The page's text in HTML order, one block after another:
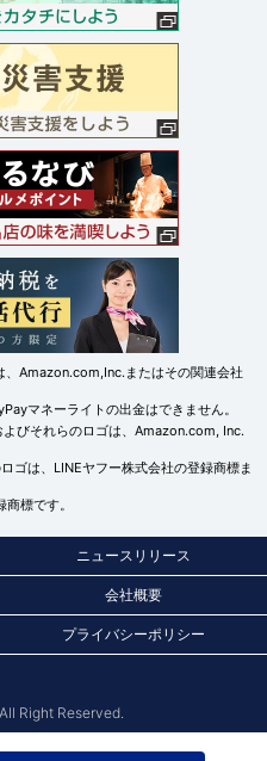
Amazon.com,Inc.またはその関連会社
マネーライトの出金はできません。
びそれらのロゴは、Amazon.com, Inc.
ゴは、LINEヤフー株式会社の登録商標ま
標です。
ニュースリリース
会社概要
プライバシーポリシー
Right Reserved.